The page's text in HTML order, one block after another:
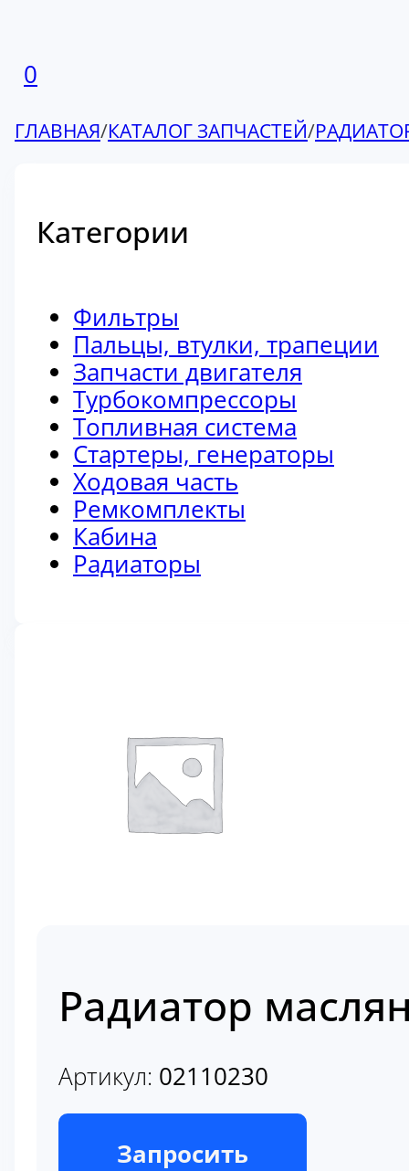
0
ГЛАВНАЯ/КАТАЛОГ ЗАПЧАСТЕЙ/
Категории
Фильтры
Пальцы, втулки, трапеции
Запчасти двигателя
Турбокомпрессоры
Топливная система
Стартеры, генераторы
Ходовая часть
Ремкомплекты
Кабина
Радиаторы
Радиатор
Артикул: 02110230
В наличии
Запросить